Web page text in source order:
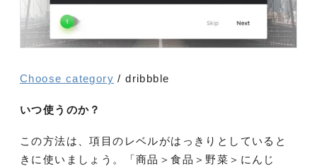
Choose category / dribbble
いつ使うのか？
この方法は、項目のレベルがはっきりとしていると
きに使いましょう。「商品＞食品＞野菜＞にんじ